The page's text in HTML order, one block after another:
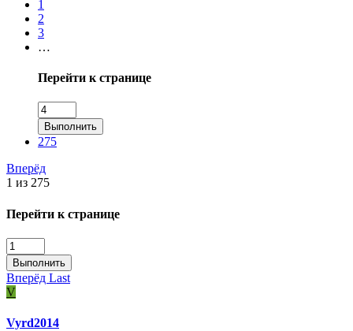
1
2
3
…
Перейти к странице
Выполнить
275
Вперёд
1 из 275
Перейти к странице
Выполнить
Вперёд Last
V
Vyrd2014